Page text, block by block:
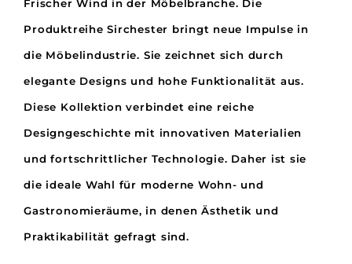
e
r
o
l
s
k
n
I
d
o
Frischer Wind in der Möbelbranche. Die
Produktreihe Sirchester bringt neue Impulse in
die Möbelindustrie. Sie zeichnet sich durch
elegante Designs und hohe Funktionalität aus.
Diese Kollektion verbindet eine reiche
Designgeschichte mit innovativen Materialien
und fortschrittlicher Technologie. Daher ist sie
die ideale Wahl für moderne Wohn- und
Gastronomieräume, in denen Ästhetik und
Praktikabilität gefragt sind.